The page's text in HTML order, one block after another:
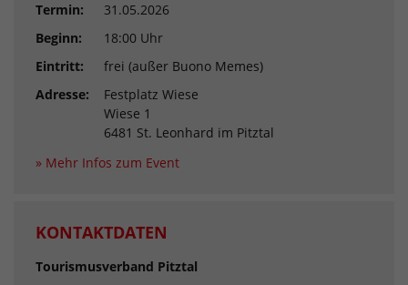
Termin:
31.05.2026
Beginn:
18:00 Uhr
Eintritt:
frei (außer Buono Memes)
Adresse:
Festplatz Wiese
Wiese 1
6481 St. Leonhard im Pitztal
» Mehr Infos zum Event
KONTAKTDATEN
Tourismusverband Pitztal